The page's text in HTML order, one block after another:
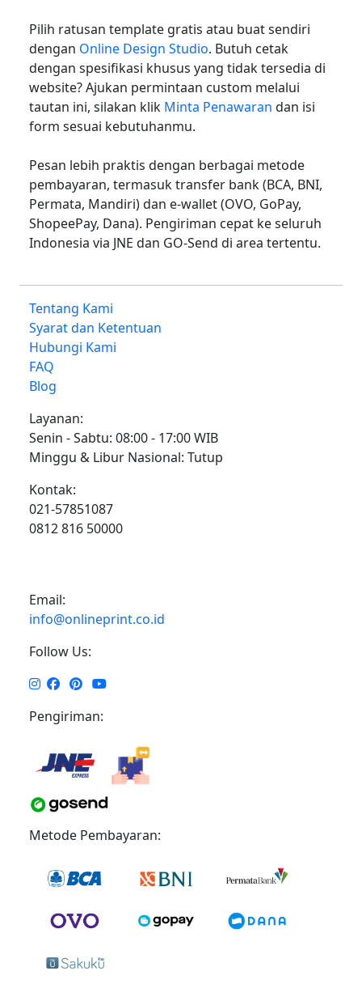
Pilih ratusan template gratis atau buat sendiri
dengan Online Design Studio. Butuh cetak
dengan spesifikasi khusus yang tidak tersedia di
website? Ajukan permintaan custom melalui
tautan ini, silakan klik Minta Penawaran dan isi
form sesuai kebutuhanmu.
Pesan lebih praktis dengan berbagai metode
pembayaran, termasuk transfer bank (BCA, BNI,
Permata, Mandiri) dan e-wallet (OVO, GoPay,
ShopeePay, Dana). Pengiriman cepat ke seluruh
Indonesia via JNE dan GO-Send di area tertentu.
Tentang Kami
Syarat dan Ketentuan
Hubungi Kami
FAQ
Blog
Layanan:
Senin - Sabtu: 08:00 - 17:00 WIB
Minggu & Libur Nasional: Tutup
Kontak:
021-57851087
0812 816 50000
Email:
info@onlineprint.co.id
Follow Us:
Pengiriman:
Metode Pembayaran: